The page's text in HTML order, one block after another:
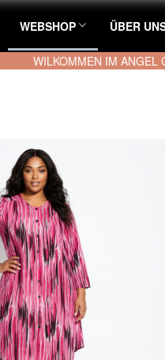
WEBSHOP ÜBER
WILKOMMEN IM ANGEL